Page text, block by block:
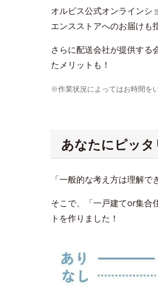
オルビス公式オンラインシ
エンスストアへのお届けも
さらに配送会社が提供する
たメリットも！
※作業状況によってはお時間を
あなたにピッタ
「一般的な考え方は理解
そこで、「一戸建てor集合
トを作りました！